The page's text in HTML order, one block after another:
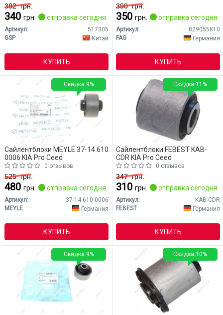
382грн.
340 грн. отправка сегодня
Артикул:
517305
GSP
Китай
КУПИТЬ
390грн.
350 грн. отправка сегодня
Артикул:
829055810
FAG
Германия
КУПИТЬ
Сайлентблоки MEYLE 37-14 610
0006 KIA Pro Ceed
0 отзывов
525грн.
480 грн. отправка сегодня
Артикул:
37-14 610 0006
MEYLE
Германия
КУПИТЬ
Скидка 9%
Сайлентблоки FEBEST KAB-
CDR KIA Pro Ceed
0 отзывов
347грн.
310 грн. отправка сегодня
Артикул:
KAB-CDR
FEBEST
Германия
КУПИТЬ
Скидка 11%
Скидка 9% Скидка 10%